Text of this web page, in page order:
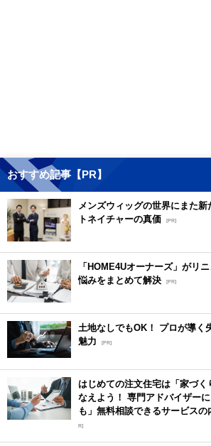
おすすめ記事【PR】
メンズウィッグの世界にまた
トネイチャーの真価 [PR]
「HOME4Uオーナーズ」がリ
悩みをまとめて解決 [PR]
土地なしでもOK！ プロが導く
魅力
[PR]
はじめての注文住宅は「家づ
なえよう！ 専門アドバイザー
も」無料相談できるサービス
R]